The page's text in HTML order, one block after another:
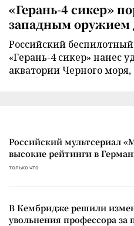
«Герань-4 сикер»
западным оружием
Российский
«Герань-4 сикер» нанес
акватории Черного
Российский мультсериал
высокие рейтинги в
только что
В Кембридже решили
увольнения профессора за